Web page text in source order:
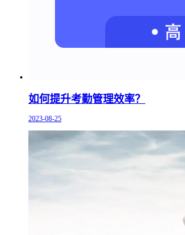
如何提升考勤管理效率？
2023-08-25